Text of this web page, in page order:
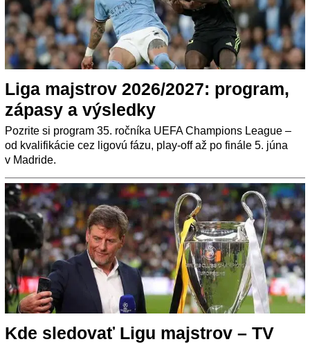
Liga majstrov 2026/2027: program,
zápasy a výsledky
Pozrite si program 35. ročníka UEFA Champions League –
od kvalifikácie cez ligovú fázu, play-off až po finále 5. júna
v Madride.
Kde sledovať Ligu majstrov – TV